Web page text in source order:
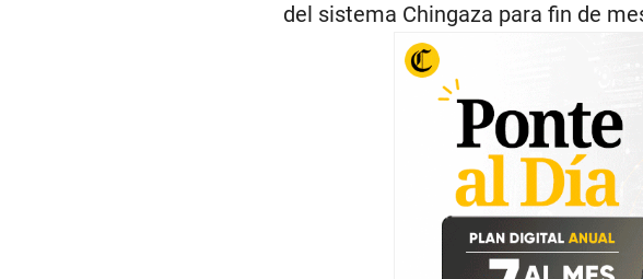
del sistema Chingaza para fin de